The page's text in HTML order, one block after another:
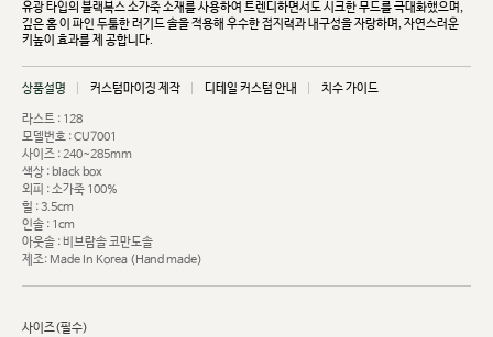
유광 타입의 블랙복스 소가죽 소재를 사용하여 트렌디하면서도 시크한 무드를 극대화했으며,
깊은 홈이 파인 두툼한 러기드 솔을 적용해 우수한 접지력과 내구성을 자랑하며, 자연스러운
키높이 효과를 제 공합니다.
상품설명 커스텀마이징 제작 디테일 커스텀 안내 치수 가이드
라스트 : 128
모델번호 : CU7001
사이즈 : 240~285mm
색상 : black box
외피 : 소가죽 100%
힐 : 3.5cm
인솔 : 1cm
아웃솔 : 비브람솔 코만도솔
제조: Made In Korea (Hand made)
사이즈(필수)